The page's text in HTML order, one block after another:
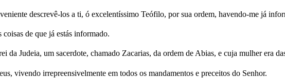
descrevê-los a ti, ó excelentíssimo Teófilo, por sua ordem, havendo-me já
coisas de que já estás informado.
da Judeia, um sacerdote, chamado Zacarias, da ordem de Abias, e cuja mulher era
vivendo irrepreensivelmente em todos os mandamentos e preceitos do Senhor.